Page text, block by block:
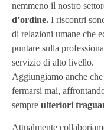
nemmeno il nostro
d’ordine. I riscontri
di relazioni umane che
puntare sulla
servizio di alto livello.
Aggiungiamo anche che
fermarsi mai,
sempre ulteriori
Attualmente